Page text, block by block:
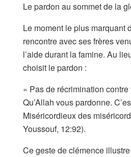
Le pardon au sommet de la
Le moment le plus marquant
rencontre avec ses frères
l’aide durant la famine. Au
choisit le pardon :
« Pas de récrimination contre
Qu’Allah vous pardonne.
Miséricordieux des
Youssouf, 12:92).
Ce geste de clémence